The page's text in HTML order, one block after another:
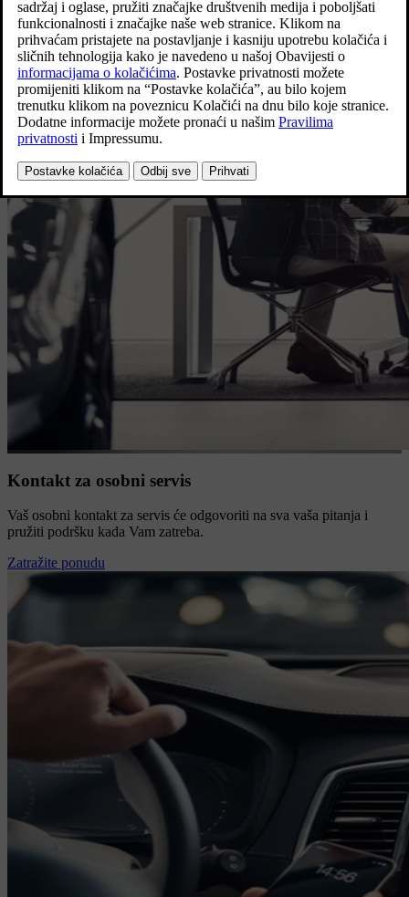
Kontakt za osobni servis
Vaš osobni kontakt za servis će odgovoriti na sva vaša pitanja i
pružiti podršku kada Vam zatreba.
Zatražite ponudu